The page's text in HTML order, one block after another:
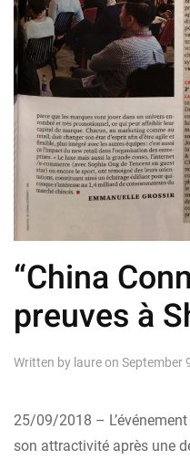
“China
preuves à
Written by laureon September
25/09/2018 –
son attractivité après une